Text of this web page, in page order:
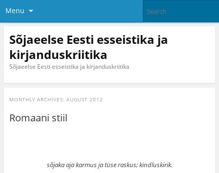
Menu
Sõjaeelse Eesti esseistika ja
kirjanduskriitika
Sõjaeelse Eesti esseistika ja kirjanduskriitika
MONTHLY ARCHIVES: AUGUST 2012
Romaani stiil
sõjaka aja karmus ja tüse raskus; kindluskirik.